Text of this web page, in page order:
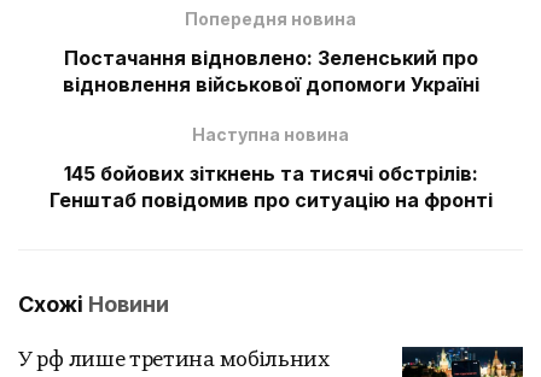
Попередня новина
Постачання відновлено: Зеленський про
відновлення військової допомоги Україні
Наступна новина
145 бойових зіткнень та тисячі обстрілів:
Генштаб повідомив про ситуацію на фронті
Схожі Новини
У рф лише третина мобільних